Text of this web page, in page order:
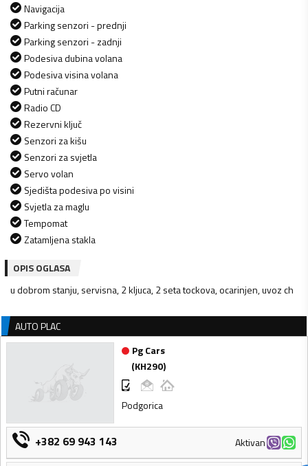
Navigacija
Parking senzori - prednji
Parking senzori - zadnji
Podesiva dubina volana
Podesiva visina volana
Putni računar
Radio CD
Rezervni ključ
Senzori za kišu
Senzori za svjetla
Servo volan
Sjedišta podesiva po visini
Svjetla za maglu
Tempomat
Zatamljena stakla
OPIS OGLASA
u dobrom stanju, servisna, 2 kljuca, 2 seta tockova, ocarinjen, uvoz ch
AUTO PLAC
Pg Cars
(KH290)
Podgorica
+382 69 943 143
Aktivan